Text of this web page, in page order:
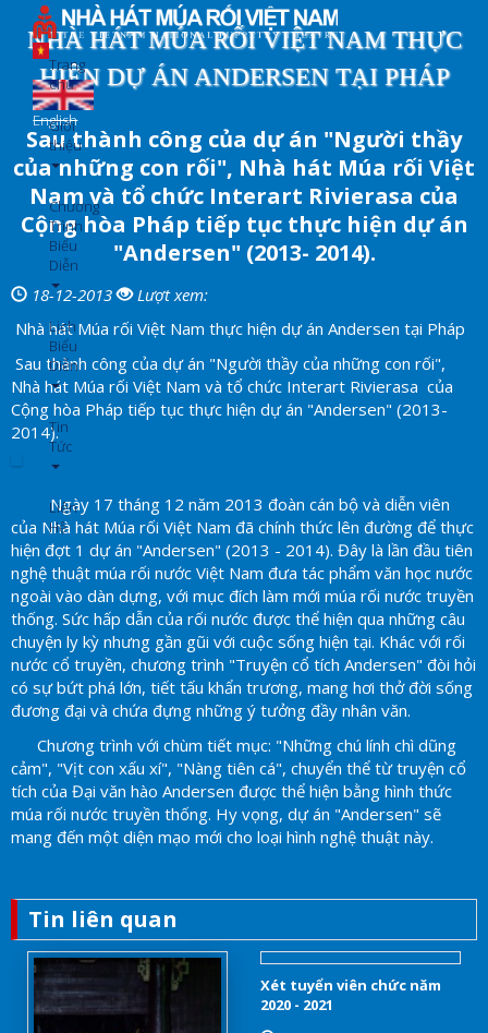
dung
English
Trang
chủ
Giới
thiệu
Chương
Trình
Biểu
Diễn
Lịch
Biểu
Diễn
Tin
Tức
Liên
Hệ
NHÀ HÁT MÚA RỐI VIỆT NAM THỰC
HIỆN DỰ ÁN ANDERSEN TẠI PHÁP
Sau thành công của dự án "Người thầy
của những con rối", Nhà hát Múa rối Việt
Nam và tổ chức Interart Rivierasa của
Cộng hòa Pháp tiếp tục thực hiện dự án
"Andersen" (2013- 2014).
18-12-2013
Lượt xem:
Nhà hát Múa rối Việt Nam thực hiện dự án Andersen tại Pháp
Sau thành công của dự án "Người thầy của những con rối",
Nhà hát Múa rối Việt Nam và tổ chức Interart Rivierasa của
Cộng hòa Pháp tiếp tục thực hiện dự án "Andersen" (2013-
2014).
Ngày 17 tháng 12 năm 2013 đoàn cán bộ và diễn viên
của Nhà hát Múa rối Việt Nam đã chính thức lên đường để thực
hiện đợt 1 dự án "Andersen" (2013 - 2014). Đây là lần đầu tiên
nghệ thuật múa rối nước Việt Nam đưa tác phẩm văn học nước
ngoài vào dàn dựng, với mục đích làm mới múa rối nước truyền
thống. Sức hấp dẫn của rối nước được thể hiện qua những câu
chuyện ly kỳ nhưng gần gũi với cuộc sống hiện tại. Khác với rối
nước cổ truyền, chương trình "Truyện cổ tích Andersen" đòi hỏi
có sự bứt phá lớn, tiết tấu khẩn trương, mang hơi thở đời sống
đương đại và chứa đựng những ý tưởng đầy nhân văn.
Chương trình với chùm tiết mục: "Những chú lính chì dũng
cảm", "Vịt con xấu xí", "Nàng tiên cá", chuyển thể từ truyện cổ
tích của Đại văn hào Andersen được thể hiện bằng hình thức
múa rối nước truyền thống. Hy vọng, dự án "Andersen" sẽ
mang đến một diện mạo mới cho loại hình nghệ thuật này.
Tin liên quan
Xét tuyển viên chức năm
2020 - 2021